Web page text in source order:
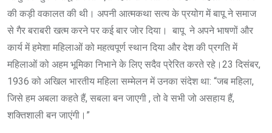
की कड़ी वकालत की थी। अपनी आत्मकथा सत्य के प्रयोग में बापू ने समाज
से गैर बराबरी खत्म करने पर कई बार जोर दिया। बापू ने अपने भाषणों और
कार्य में हमेशा महिलाओं को महत्वपूर्ण स्थान दिया और देश की प्रगति में
महिलाओं को अहम भूमिका निभाने के लिए सदैव प्रेरित करते रहे।23 दिसंबर,
1936 को अखिल भारतीय महिला सम्मेलन में उनका संदेश था: “जब महिला,
जिसे हम अबला कहते हैं, सबला बन जाएगी , तो वे सभी जो असहाय हैं,
शक्तिशाली बन जाएंगी।”